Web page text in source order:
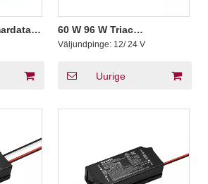
24V
60 W 96 W Triac
hämardatav madalpinge
trafo 12 24 V LED tuled
Väljundpinge: 12/ 24 V
Uurige